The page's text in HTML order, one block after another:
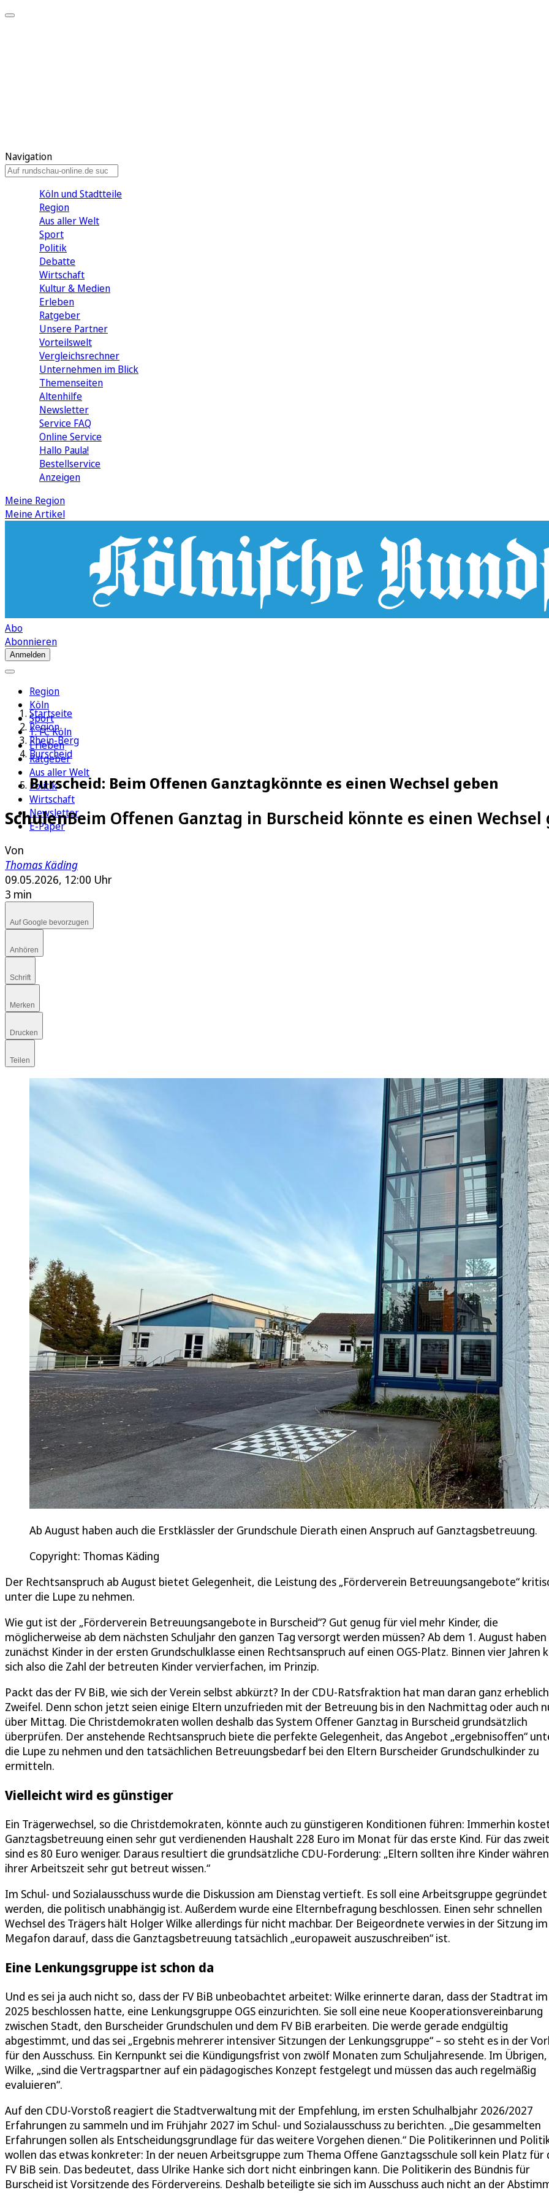
Navigation
Köln und Stadtteile
Region
Aus aller Welt
Sport
Politik
Debatte
Wirtschaft
Kultur & Medien
Erleben
Ratgeber
Unsere Partner
Vorteilswelt
Vergleichsrechner
Unternehmen im Blick
Themenseiten
Altenhilfe
Newsletter
Service FAQ
Online Service
Hallo Paula!
Bestellservice
Anzeigen
Meine Region
Meine Artikel
Abo
Abonnieren
Anmelden
Region
Köln
Sport
1. FC Köln
Erleben
Ratgeber
Aus aller Welt
Politik
Wirtschaft
Newsletter
E-Paper
Startseite
Region
Rhein-Berg
Burscheid
Burscheid: Beim Offenen Ganztagkönnte es einen Wechsel geben
SchulenBeim Offenen Ganztag in Burscheid könnte es einen Wechsel
Von
Thomas Käding
09.05.2026, 12:00 Uhr
3 min
Auf Google bevorzugen
Anhören
Schrift
Merken
Drucken
Teilen
Ab August haben auch die Erstklässler der Grundschule Dierath einen Anspruch auf Ganztagsbetreuung.
Copyright: Thomas Käding
Der Rechtsanspruch ab August bietet Gelegenheit, die Leistung des „Förderverein Betreuungsangebote“
unter die Lupe zu nehmen.
Wie gut ist der „Förderverein Betreuungsangebote in Burscheid“? Gut genug für viel mehr Kinder, die
möglicherweise ab dem nächsten Schuljahr den ganzen Tag versorgt werden müssen? Ab dem 1. August haben
zunächst Kinder in der ersten Grundschulklasse einen Rechtsanspruch auf einen OGS-Platz. Binnen vier Jahren
sich also die Zahl der betreuten Kinder vervierfachen, im Prinzip.
Packt das der FV BiB, wie sich der Verein selbst abkürzt? In der CDU-Ratsfraktion hat man daran ganz
Zweifel. Denn schon jetzt seien einige Eltern unzufrieden mit der Betreuung bis in den Nachmittag oder auch
über Mittag. Die Christdemokraten wollen deshalb das System Offener Ganztag in Burscheid grundsätzlich
überprüfen. Der anstehende Rechtsanspruch biete die perfekte Gelegenheit, das Angebot „ergebnisoffen“
die Lupe zu nehmen und den tatsächlichen Betreuungsbedarf bei den Eltern Burscheider Grundschulkinder zu
ermitteln.
Vielleicht wird es günstiger
Ein Trägerwechsel, so die Christdemokraten, könnte auch zu günstigeren Konditionen führen: Immerhin
Ganztagsbetreuung einen sehr gut verdienenden Haushalt 228 Euro im Monat für das erste Kind. Für das
sind es 80 Euro weniger. Daraus resultiert die grundsätzliche CDU-Forderung: „Eltern sollten ihre Kinder
ihrer Arbeitszeit sehr gut betreut wissen.“
Im Schul- und Sozialausschuss wurde die Diskussion am Dienstag vertieft. Es soll eine Arbeitsgruppe gegründet
werden, die politisch unabhängig ist. Außerdem wurde eine Elternbefragung beschlossen. Einen sehr schnellen
Wechsel des Trägers hält Holger Wilke allerdings für nicht machbar. Der Beigeordnete verwies in der Sitzung im
Megafon darauf, dass die Ganztagsbetreuung tatsächlich „europaweit auszuschreiben“ ist.
Eine Lenkungsgruppe ist schon da
Und es sei ja auch nicht so, dass der FV BiB unbeobachtet arbeitet: Wilke erinnerte daran, dass der Stadtrat
2025 beschlossen hatte, eine Lenkungsgruppe OGS einzurichten. Sie soll eine neue Kooperationsvereinbarung
zwischen Stadt, den Burscheider Grundschulen und dem FV BiB erarbeiten. Die werde gerade endgültig
abgestimmt, und das sei „Ergebnis mehrerer intensiver Sitzungen der Lenkungsgruppe“ – so steht es in der
für den Ausschuss. Ein Kernpunkt sei die Kündigungsfrist von zwölf Monaten zum Schuljahresende. Im
Wilke, „sind die Vertragspartner auf ein pädagogisches Konzept festgelegt und müssen das auch regelmäßig
evaluieren“.
Auf den CDU-Vorstoß reagiert die Stadtverwaltung mit der Empfehlung, im ersten Schulhalbjahr 2026/2027
Erfahrungen zu sammeln und im Frühjahr 2027 im Schul- und Sozialausschuss zu berichten. „Die gesammelten
Erfahrungen sollen als Entscheidungsgrundlage für das weitere Vorgehen dienen.“ Die Politikerinnen und
wollen das etwas konkreter: In der neuen Arbeitsgruppe zum Thema Offene Ganztagsschule soll kein Platz für
FV BiB sein. Das bedeutet, dass Ulrike Hanke sich dort nicht einbringen kann. Die Politikerin des Bündnis für
Burscheid ist Vorsitzende des Fördervereins. Deshalb beteiligte sie sich im Ausschuss auch nicht an der